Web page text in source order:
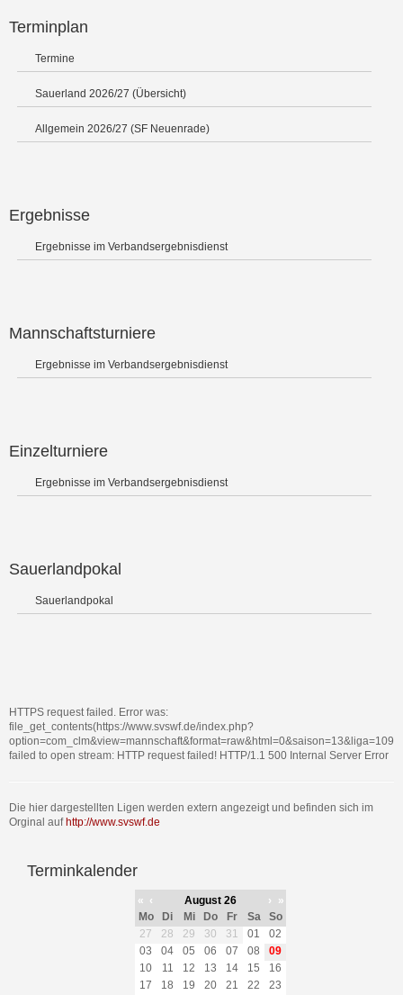
Terminplan
Termine
Sauerland 2026/27 (Übersicht)
Allgemein 2026/27 (SF Neuenrade)
Ergebnisse
Ergebnisse im Verbandsergebnisdienst
Mannschaftsturniere
Ergebnisse im Verbandsergebnisdienst
Einzelturniere
Ergebnisse im Verbandsergebnisdienst
Sauerlandpokal
Sauerlandpokal
HTTPS request failed. Error was:
file_get_contents(https://www.svswf.de/index.php?
failed to open stream: HTTP request failed! HTTP/1.1 500 Internal Server Error
Die hier dargestellten Ligen werden extern angezeigt und befinden sich im
Orginal auf http://www.svswf.de
Terminkalender
« ‹ August 26 ›
»
Mo
Di Mi Do Fr Sa
So
27
28 29 30 31 01
02
03
04 05 06 07 08
09
10
11 12 13 14 15
16
17
18 19 20 21 22
23